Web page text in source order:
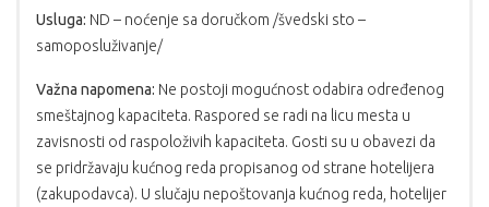
Usluga: ND – noćenje sa doručkom /švedski sto –
samoposluživanje/
Važna napomena: Ne postoji mogućnost odabira određenog
smeštajnog kapaciteta. Raspored se radi na licu mesta u
zavisnosti od raspoloživih kapaciteta. Gosti su u obavezi da
se pridržavaju kućnog reda propisanog od strane hotelijera
(zakupodavca). U slučaju nepoštovanja kućnog reda, hotelijer